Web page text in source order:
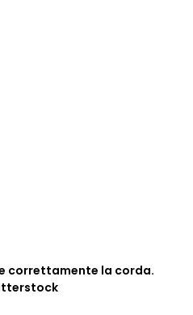
correttamente la corda.